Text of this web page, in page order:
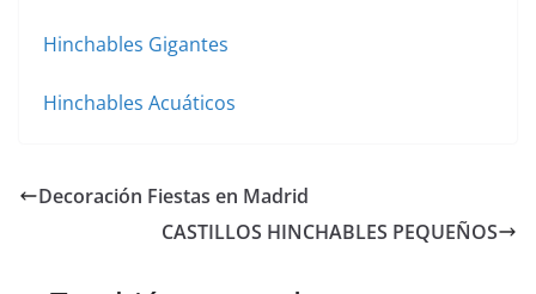
Hinchables Gigantes
Hinchables Acuáticos
Decoración Fiestas en Madrid
CASTILLOS HINCHABLES PEQUEÑOS